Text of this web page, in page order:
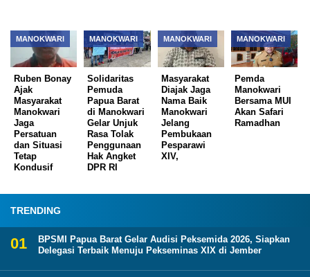
MANOKWARI
Ruben Bonay
Ajak
Masyarakat
Manokwari
Jaga
Persatuan
dan Situasi
Tetap
Kondusif
MANOKWARI
Solidaritas
Pemuda
Papua Barat
di Manokwari
Gelar Unjuk
Rasa Tolak
Penggunaan
Hak Angket
DPR RI
MANOKWARI
Masyarakat
Diajak Jaga
Nama Baik
Manokwari
Jelang
Pembukaan
Pesparawi
XIV,
MANOKWARI
Pemda
Manokwari
Bersama MUI
Akan Safari
Ramadhan
TRENDING
BPSMI Papua Barat Gelar Audisi Peksemida 2026, Siapkan
Delegasi Terbaik Menuju Pekseminas XIX di Jember